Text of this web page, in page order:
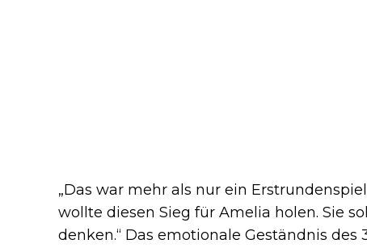
„Das war mehr als nur ein
wollte diesen Sieg für Amelia holen. Sie
denken.“ Das emotionale Geständnis